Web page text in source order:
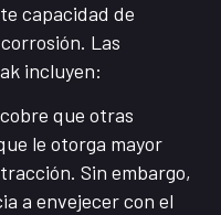
capacidad de
Las
incluyen:
que otras
le otorga mayor
Sin embargo,
a envejecer con el